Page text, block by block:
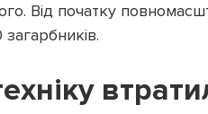
Від початку
загарбників.